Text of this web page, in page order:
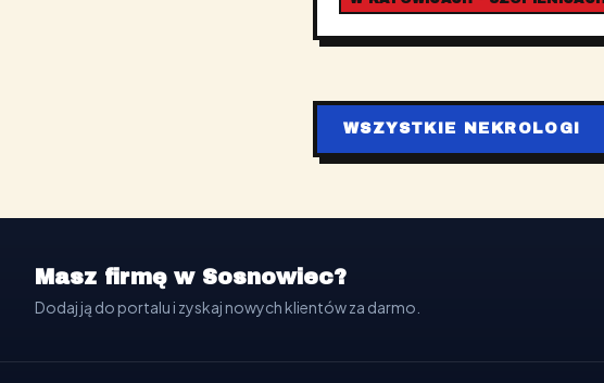
WSZYSTKIE NEKROLOGI
Masz firmę w Sosnowiec?
Dodaj ją do portalu i zyskaj nowych klientów za darmo.